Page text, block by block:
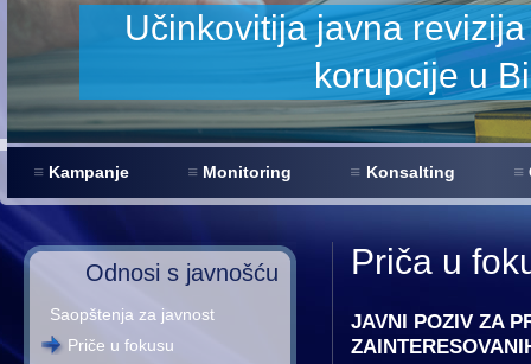
Kampanje Monitoring Konsalting
Odnosi s javnošću
Saopštenja za javnost
Priče u fokusu
Priča u
JAVNI POZIV ZA